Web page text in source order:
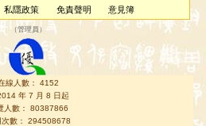
私隱政策 免責聲明 意見簿
（管理員 ）
線人數： 4152
年 7 月 8 日起
人數： 80387866
次數： 294508678